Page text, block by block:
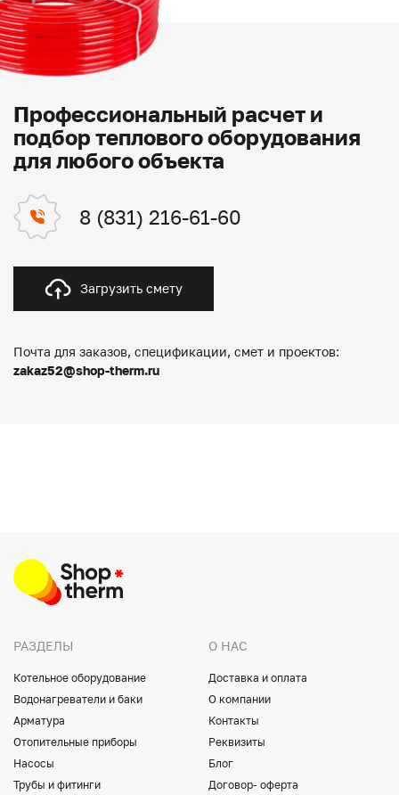
Профессиональный расчет и
подбор теплового оборудования
для любого объекта
8 (831) 216-61-60
Загрузить смету
Почта для заказов, спецификации, смет и проектов:
zakaz52@shop-therm.ru
РАЗДЕЛЫ
Котельное оборудование
Водонагреватели и баки
Арматура
Отопительные приборы
Насосы
Трубы и фитинги
О НАС
Доставка и оплата
О компании
Контакты
Реквизиты
Блог
Договор- оферта